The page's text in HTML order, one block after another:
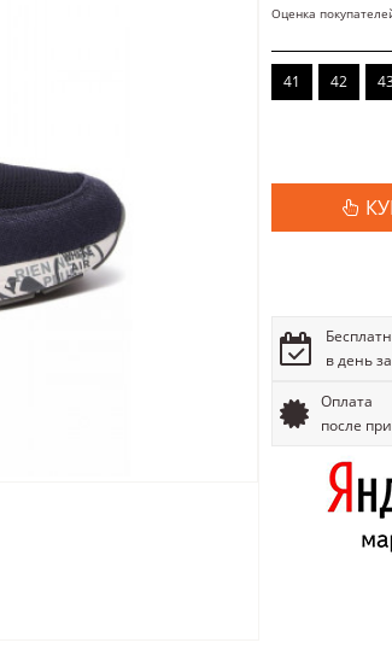
Оценка
41 42
в день
Оплата
после